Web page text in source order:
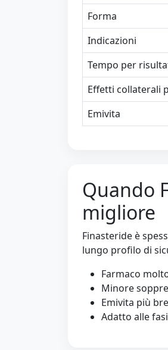
Forma
Indicazioni
Tempo per
Effetti collaterali
Emivita
Quando
migliore
Finasteride è
lungo profilo di
Farmaco
Minore
Emivita più
Adatto alle